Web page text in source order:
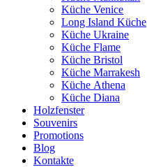
Küche Venice
Long Island Küche
Küche Ukraine
Küche Flame
Küche Bristol
Küche Marrakesh
Küche Athena
Küche Diana
Holzfenster
Souvenirs
Promotions
Blog
Kontakte